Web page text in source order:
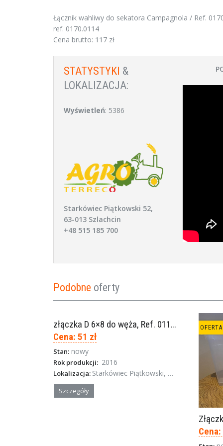
Łącznik wahliwy do sekatora Campagnola / Ref.
ref. 0170.0114
Cena brutto: 117 zł
STATYSTYKI &
LOKALIZACJA:
Wyświetleń: 5386
Starkówiec Piątkowski 52,
63-013 Szlachcin
+48 515 185 700
Podobne oferty
OFERTA SPECJALNA
złączka D 6×8 do węża, Ref. 0113.0106
Cena: 51 zł
Stan: nowy
Rok produkcji: 2016
Lokalizacja: Starkówiec Piątkowski, Wielkopolska
Szczegóły
Cena: